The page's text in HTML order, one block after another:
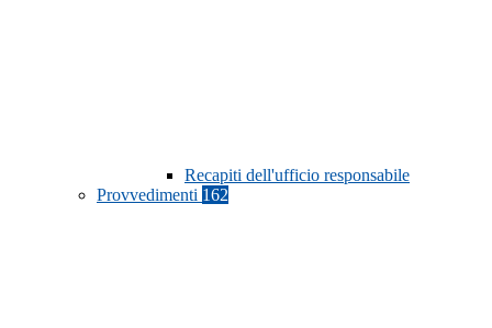
Recapiti dell'ufficio responsabile
Provvedimenti 162